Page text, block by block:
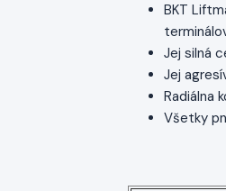
BKT
Jej silná
Jej
Radiálna
Všetky